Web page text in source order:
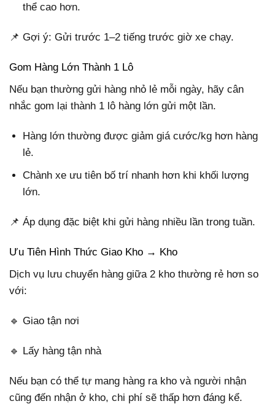
thể cao hơn.
📌 Gợi ý: Gửi trước 1–2 tiếng trước giờ xe chạy.
Gom Hàng Lớn Thành 1 Lô
Nếu bạn thường gửi hàng nhỏ lẻ mỗi ngày, hãy cân
nhắc gom lại thành 1 lô hàng lớn gửi một lần.
Hàng lớn thường được giảm giá cước/kg hơn hàng
lẻ.
Chành xe ưu tiên bố trí nhanh hơn khi khối lượng
lớn.
📌 Áp dụng đặc biệt khi gửi hàng nhiều lần trong tuần.
Ưu Tiên Hình Thức Giao Kho → Kho
Dịch vụ lưu chuyển hàng giữa 2 kho thường rẻ hơn so
với:
🔹 Giao tận nơi
🔹 Lấy hàng tận nhà
Nếu bạn có thể tự mang hàng ra kho và người nhận
cũng đến nhận ở kho, chi phí sẽ thấp hơn đáng kể.